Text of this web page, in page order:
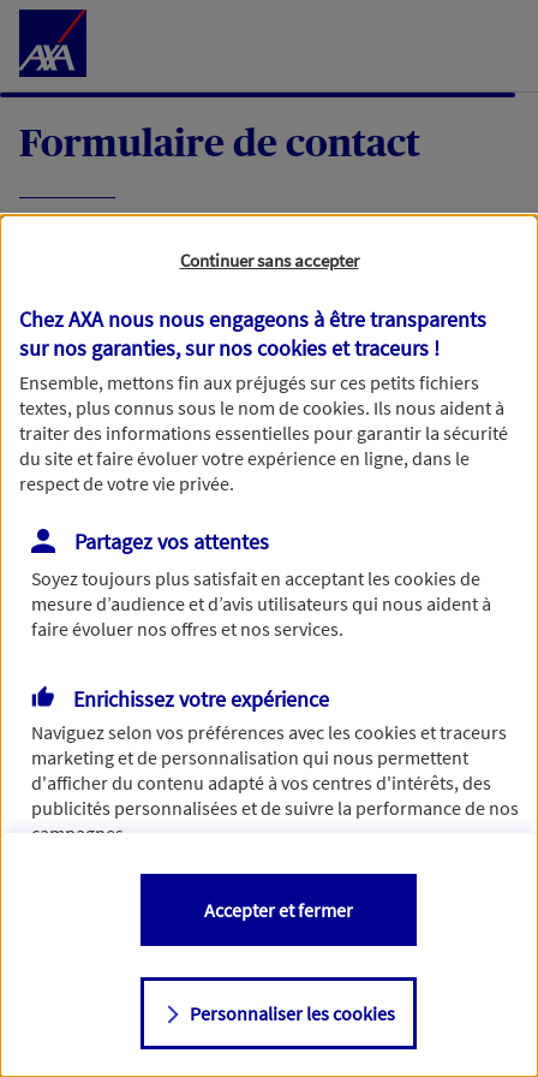
Accéder au Contenu
Formulaire de contact
demande, nous vous répondrons dans les
meilleurs délais par mail ou par téléphone.
Votre message :
Vous disposez de droits sur les informations vous concernant. Pour
plus d’informations,cliquez ici.
Continuer sans accepter
Chez AXA nous nous engageons à être transparents
sur nos garanties, sur noscookies et traceurs !
Ensemble, mettons fin aux préjugés sur ces petits fichiers
textes, plus connus sous le nom decookies. Ils nous aident à
traiter des informations essentielles pour garantir la sécurité
du site et faire évoluer votre expérience en ligne, dans le
respect de votre vie privée.
Partagez vos attentes
Soyez toujours plus satisfait en acceptant lescookiesde
mesure d’audience et d’avis utilisateurs qui nous aident à
faire évoluer nos offres et nos services.
Enrichissez votre expérience
Naviguez selon vos préférences avec lescookies et traceurs
marketing et de personnalisation qui nous permettent
d'afficher du contenu adapté à vos centres d'intérêts, des
publicités personnalisées et de suivre la performance de nos
campagnes.
Vous êtes libre de les accepter, de les refuser comme de
changer d'avis à tout moment en allant sur
Consulter notre politique decookies
Personnaliser les cookies
Accepter et fermer